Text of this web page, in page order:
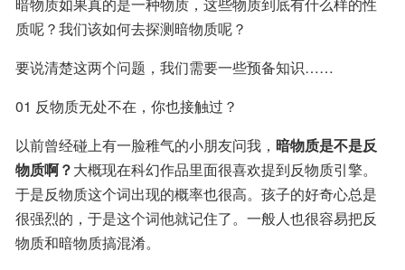
质呢？我们该如何去探测暗物质呢？
要说清楚这两个问题，我们需要一些预备知识……
01 反物质无处不在，你也接触过？
以前曾经碰上有一脸稚气的小朋友问我， 暗物质是不是反
物质啊？大概现在科幻作品里面很喜欢提到反物质引擎。
于是反物质这个词出现的概率也很高。孩子的好奇心总是
很强烈的，于是这个词他就记住了。一般人也很容易把反
物质和暗物质搞混淆。